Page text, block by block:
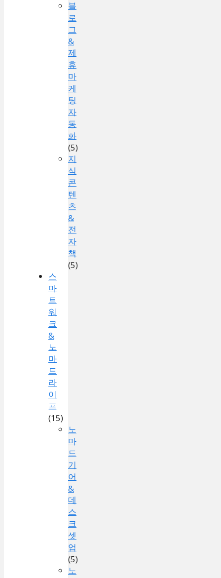
블
로
그
&
제
휴
마
케
팅
자
동
화
(5)
지
식
콘
텐
츠
&
전
자
책
(5)
스
마
트
워
크
&
노
마
드
라
이
프
(15)
노
마
드
기
어
&
데
스
크
셋
업
(5)
노